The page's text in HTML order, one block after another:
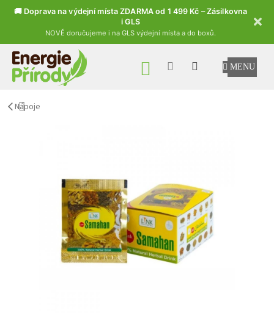
🚚 Doprava na výdejní místa ZDARMA od 1 499 Kč – Zásilkovna
i GLS
NOVĚ doručujeme i na GLS výdejní místa a do boxů.
Přejít na obsah
NÁKUPNÍ KOŠÍK
Nápoje